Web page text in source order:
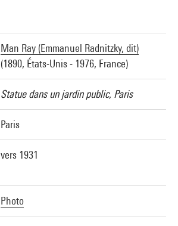
Man Ray (Emmanuel Radnitzky, dit)
(1890, États-Unis - 1976, France)
Statue dans un jardin public, Paris
Paris
vers 1931
Photo